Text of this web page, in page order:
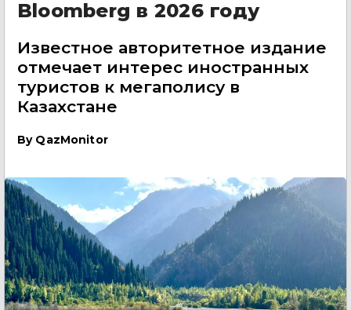
Bloomberg в 2026 году
Известное авторитетное издание
отмечает интерес иностранных
туристов к мегаполису в
Казахстане
By QazMonitor